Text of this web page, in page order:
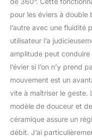
pour les éviers à double
l’autre avec une fluidité
utilisateur l’a
amplitude peut
l’évier si l’on n’y prend
mouvement est un
vite à maîtriser le geste.
modèle de douceur et
céramique assure un
débit. J’ai